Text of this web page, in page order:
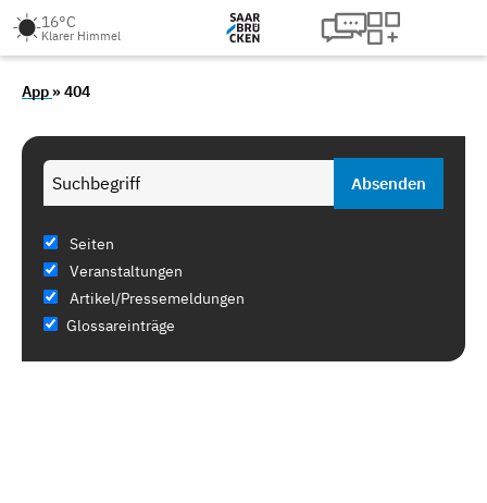
16°C
Klarer Himmel
App » 404
Seiten
Veranstaltungen
Artikel/Pressemeldungen
Glossareinträge